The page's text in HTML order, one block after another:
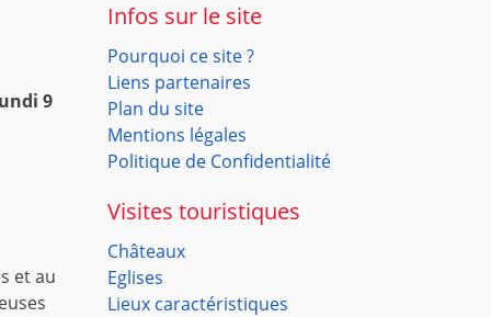
9
et au
Infos sur le site
Pourquoi ce site ?
Liens partenaires
Plan du site
Mentions légales
Politique de Confidentialité
Visites touristiques
Châteaux
Eglises
Lieux caractéristiques